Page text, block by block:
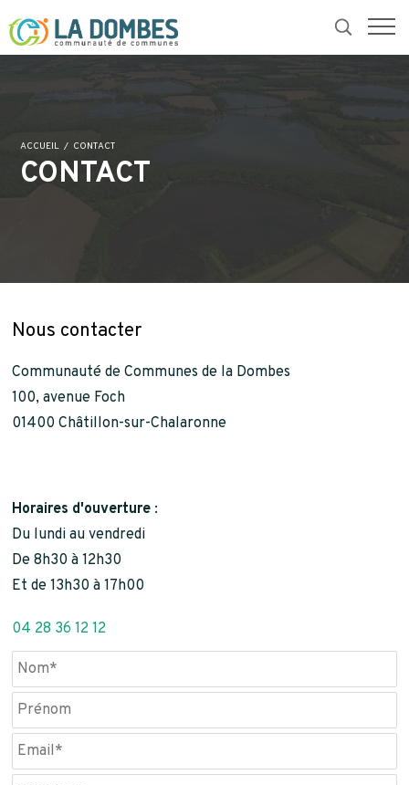
ACCUEIL CONTACT
CONTACT
Nous contacter
Communauté de Communes de la Dombes
100, avenue Foch
01400 Châtillon-sur-Chalaronne
Horaires d'ouverture :
Du lundi au vendredi
De 8h30 à 12h30
Et de 13h30 à 17h00
04 28 36 12 12
Veuillez laisser ce champ vide.